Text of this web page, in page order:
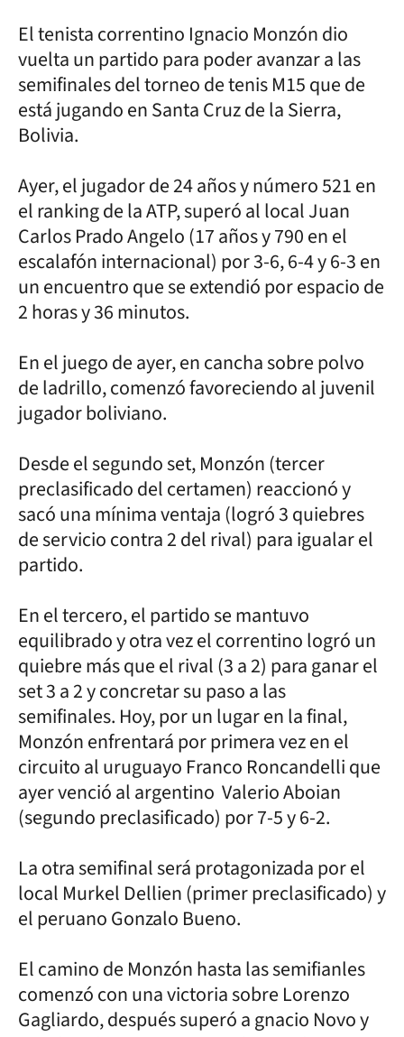
El tenista correntino Ignacio Monzón dio
vuelta un partido para poder avanzar a las
semifinales del torneo de tenis M15 que de
está jugando en Santa Cruz de la Sierra,
Bolivia.
Ayer, el jugador de 24 años y número 521 en
el ranking de la ATP, superó al local Juan
Carlos Prado Angelo (17 años y 790 en el
escalafón internacional) por 3-6, 6-4 y 6-3 en
un encuentro que se extendió por espacio de
2 horas y 36 minutos.
En el juego de ayer, en cancha sobre polvo
de ladrillo, comenzó favoreciendo al juvenil
jugador boliviano.
Desde el segundo set, Monzón (tercer
preclasificado del certamen) reaccionó y
sacó una mínima ventaja (logró 3 quiebres
de servicio contra 2 del rival) para igualar el
partido.
En el tercero, el partido se mantuvo
equilibrado y otra vez el correntino logró un
quiebre más que el rival (3 a 2) para ganar el
set 3 a 2 y concretar su paso a las
semifinales. Hoy, por un lugar en la final,
Monzón enfrentará por primera vez en el
circuito al uruguayo Franco Roncandelli que
ayer venció al argentino Valerio Aboian
(segundo preclasificado) por 7-5 y 6-2.
La otra semifinal será protagonizada por el
local Murkel Dellien (primer preclasificado) y
el peruano Gonzalo Bueno.
El camino de Monzón hasta las semifianles
comenzó con una victoria sobre Lorenzo
Gagliardo, después superó a gnacio Novo y